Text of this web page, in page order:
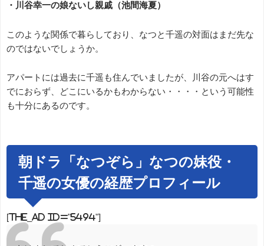
・川谷幸一の娘ないし親戚（池間海夏）
このような関係で暮らしており、なつと千遥の対面はまだ先な
のではないでしょうか。
アパートには過去に千遥も住んでいましたが、川谷の元へはす
でにおらず、どこにいるかもわからない・・・・という可能性
も十分にあるのです。
朝ドラ「なつぞら」なつの妹役・
千遥の女優の経歴プロフィール
[the_ad id="5494"]